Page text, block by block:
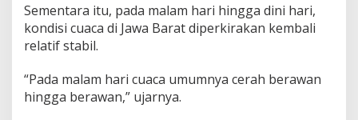
n
g
o
r
Sementara itu, pada malam hari hingga dini hari,
kondisi cuaca di Jawa Barat diperkirakan kembali
relatif stabil.
“Pada malam hari cuaca umumnya cerah berawan
hingga berawan,” ujarnya.